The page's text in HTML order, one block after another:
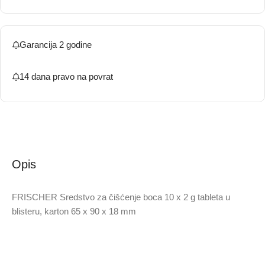
Garancija 2 godine
14 dana pravo na povrat
Opis
FRISCHER Sredstvo za čišćenje boca 10 x 2 g tableta u
blisteru, karton 65 x 90 x 18 mm